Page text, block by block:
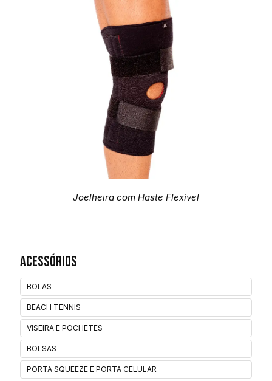
Acessórios
BOLAS
BEACH TENNIS
VISEIRA E POCHETES
BOLSAS
PORTA SQUEEZE E PORTA CELULAR
Joelheira com Haste Flexível